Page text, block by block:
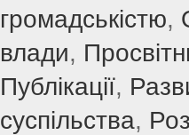
громадськістю,
влади,
Публікації,
суспільства,